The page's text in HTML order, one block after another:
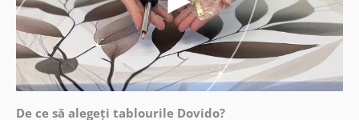
De ce să alegeți tablourile Dovido?